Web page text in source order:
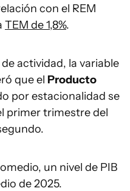
con el REM
TEM de 1,8%.
actividad, la variable
que el Producto
por estacionalidad se
primer trimestre del
un nivel de PIB
de 2025.